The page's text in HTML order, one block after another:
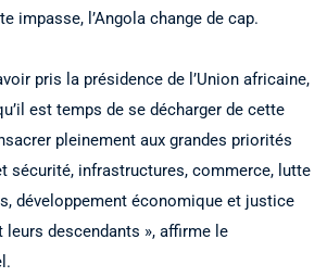
impasse, l’Angola change de cap.
pris la présidence de l’Union africaine,
est temps de se décharger de cette
pleinement aux grandes priorités
sécurité, infrastructures, commerce, lutte
développement économique et justice
descendants », affirme le